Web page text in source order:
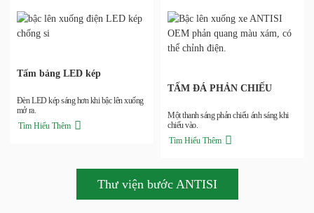
Tấm bảng LED kép
Đèn LED kép sáng hơn khi bậc lên xuống
mở ra.
Tìm Hiểu Thêm
TẤM ĐÁ PHẢN CHIẾU
Một thanh sáng phản chiếu ánh sáng khi
chiếu vào.
Tìm Hiểu Thêm
Thư viện bước ANTISI